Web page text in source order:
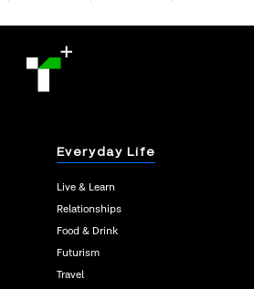
Everyday Life
Live & Learn
Relationships
Food & Drink
Futurism
Travel